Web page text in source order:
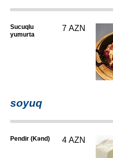
Sucuqlu
yumurta
7 AZN
soyuq
Pendir (Kənd) 4 AZN